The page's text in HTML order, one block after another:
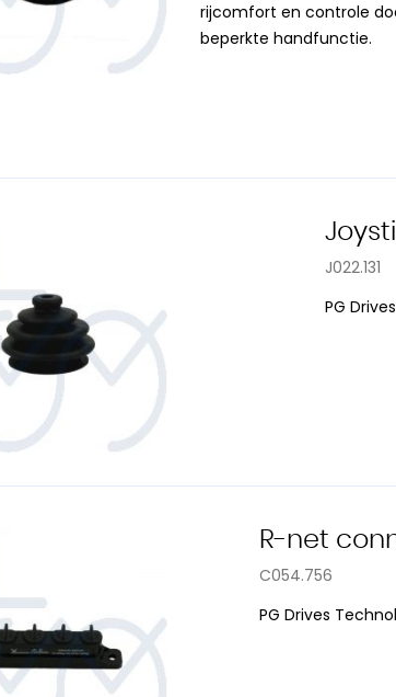
rijcomfort en controle
beperkte handfunctie.
J022.131
PG
R-net
C054.756
PG Drives